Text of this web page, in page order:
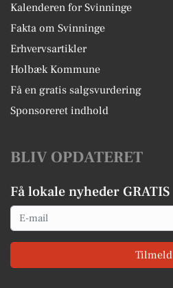
Kalenderen for Svinninge
Fakta om Svinninge
Erhvervsartikler
Holbæk Kommune
Få en gratis salgsvurdering
Sponsoreret indhold
BLIV OPDATERET
Få lokale nyheder GRATIS
Email
Tilmeld